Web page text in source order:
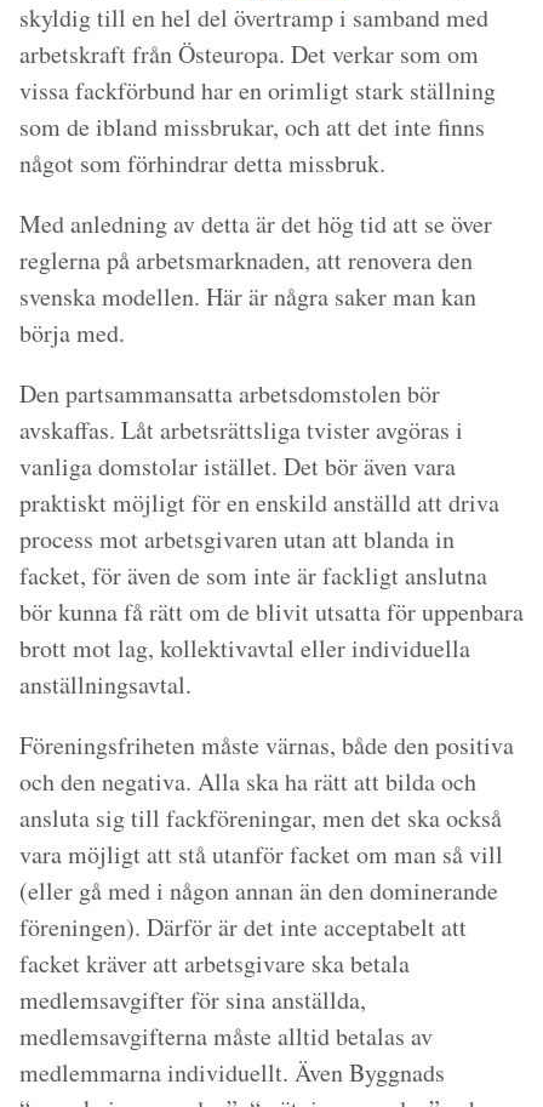
skyldig till en hel del övertramp i samband med
arbetskraft från Östeuropa. Det verkar som om
vissa fackförbund har en orimligt stark ställning
som de ibland missbrukar, och att det inte finns
något som förhindrar detta missbruk.
Med anledning av detta är det hög tid att se över
reglerna på arbetsmarknaden, att renovera den
svenska modellen. Här är några saker man kan
börja med.
Den partsammansatta arbetsdomstolen bör
avskaffas. Låt arbetsrättsliga tvister avgöras i
vanliga domstolar istället. Det bör även vara
praktiskt möjligt för en enskild anställd att driva
process mot arbetsgivaren utan att blanda in
facket, för även de som inte är fackligt anslutna
bör kunna få rätt om de blivit utsatta för uppenbara
brott mot lag, kollektivavtal eller individuella
anställningsavtal.
Föreningsfriheten måste värnas, både den positiva
och den negativa. Alla ska ha rätt att bilda och
ansluta sig till fackföreningar, men det ska också
vara möjligt att stå utanför facket om man så vill
(eller gå med i någon annan än den dominerande
föreningen). Därför är det inte acceptabelt att
facket kräver att arbetsgivare ska betala
medlemsavgifter för sina anställda,
medlemsavgifterna måste alltid betalas av
medlemmarna individuellt. Även Byggnads